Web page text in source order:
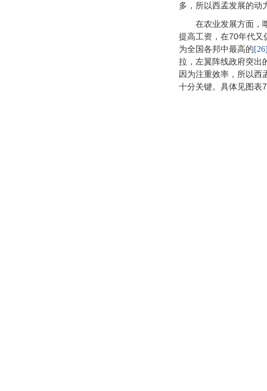
多，所以西孟发展的动
在农业发展方面，
提高工资，在70年代又
为全国各邦中最高的
拉，左翼阵线政府突出
因为注重效率，所以西
十分关键。具体见图表